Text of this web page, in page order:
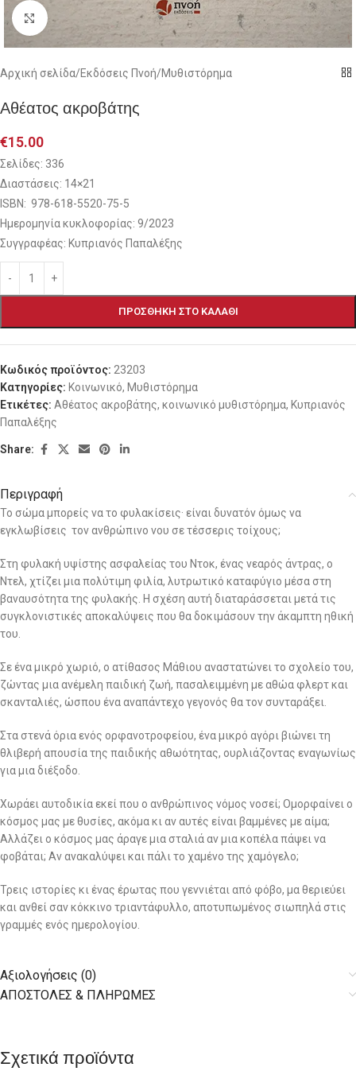
Click to enlarge
Αρχική σελίδα/Εκδόσεις Πνοή/Μυθιστόρημα
Αθέατος ακροβάτης
€15.00
Σελίδες: 336
Διαστάσεις: 14×21
ISBN: 978-618-5520-75-5
Ημερομηνία κυκλοφορίας: 9/2023
Συγγραφέας: Κυπριανός Παπαλέξης
ΠΡΟΣΘΉΚΗ ΣΤΟ ΚΑΛΆΘΙ
Κωδικός προϊόντος: 23203
Κατηγορίες: Κοινωνικό, Μυθιστόρημα
Ετικέτες: Αθέατος ακροβάτης, κοινωνικό μυθιστόρημα, Κυπριανός
Παπαλέξης
Share:
Περιγραφή
Το σώμα μπορείς να το φυλακίσεις· είναι δυνατόν όμως να
εγκλωβίσεις τον ανθρώπινο νου σε τέσσερις τοίχους;
Στη φυλακή υψίστης ασφαλείας του Ντοκ, ένας νεαρός άντρας, ο
Ντελ, χτίζει μια πολύτιμη φιλία, λυτρωτικό καταφύγιο μέσα στη
βαναυσότητα της φυλακής. Η σχέση αυτή διαταράσσεται μετά τις
συγκλονιστικές αποκαλύψεις που θα δοκιμάσουν την άκαμπτη ηθική
του.
Σε ένα μικρό χωριό, ο ατίθασος Μάθιου αναστατώνει το σχολείο του,
ζώντας μια ανέμελη παιδική ζωή, πασαλειμμένη με αθώα φλερτ και
σκανταλιές, ώσπου ένα αναπάντεχο γεγονός θα τον συνταράξει.
Στα στενά όρια ενός ορφανοτροφείου, ένα μικρό αγόρι βιώνει τη
θλιβερή απουσία της παιδικής αθωότητας, ουρλιάζοντας εναγωνίως
για μια διέξοδο.
Χωράει αυτοδικία εκεί που ο ανθρώπινος νόμος νοσεί; Ομορφαίνει ο
κόσμος μας με θυσίες, ακόμα κι αν αυτές είναι βαμμένες με αίμα;
Αλλάζει ο κόσμος μας άραγε μια σταλιά αν μια κοπέλα πάψει να
φοβάται; Αν ανακαλύψει και πάλι το χαμένο της χαμόγελο;
Τρεις ιστορίες κι ένας έρωτας που γεννιέται από φόβο, μα θεριεύει
και ανθεί σαν κόκκινο τριαντάφυλλο, αποτυπωμένος σιωπηλά στις
γραμμές ενός ημερολογίου.
Αξιολογήσεις (0)
AΠΟΣΤΟΛΕΣ & ΠΛΗΡΩΜΕΣ
Σχετικά προϊόντα